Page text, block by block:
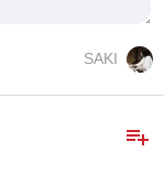
SAKI
playlist_add